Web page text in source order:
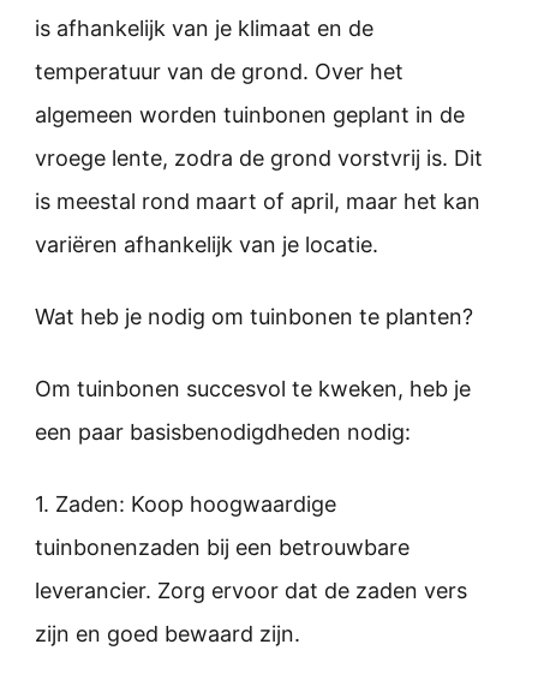
is afhankelijk van je klimaat en de
temperatuur van de grond. Over het
algemeen worden tuinbonen geplant in de
vroege lente, zodra de grond vorstvrij is. Dit
is meestal rond maart of april, maar het kan
variëren afhankelijk van je locatie.
Wat heb je nodig om tuinbonen te planten?
Om tuinbonen succesvol te kweken, heb je
een paar basisbenodigdheden nodig:
1. Zaden: Koop hoogwaardige
tuinbonenzaden bij een betrouwbare
leverancier. Zorg ervoor dat de zaden vers
zijn en goed bewaard zijn.